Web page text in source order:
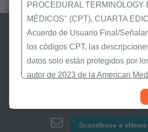
Manténgase
Suscríbase a eNews
PROCEDURAL TERMINOLOGY
MÉDICOS" (CPT), CUARTA
Acuerdo de Usuario Final/
los códigos CPT, las
datos solo están protegidos por
autor de 2023 de la American
Association (AMA). Todos los
reservados (y otra fecha de
CPT). CPT es una marca